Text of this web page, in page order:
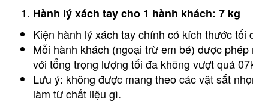
Hành lý xách tay cho 1 hành khách: 7 kg
Kiện hành lý xách tay chính có kích thước tối
Mỗi hành khách (ngoại trừ em bé) được
với tổng trọng lượng tối đa không vượt quá
Lưu ý: không được mang theo các vật sắt
làm từ chất liệu gì.